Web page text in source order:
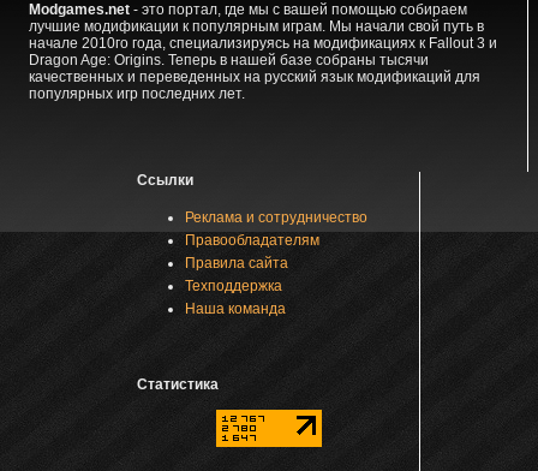
Modgames.net- это портал, где мы с вашей помощью собираем
лучшие модификации к популярным играм. Мы начали свой путь в
начале 2010го года, специализируясь на модификациях к Fallout 3 и
Dragon Age: Origins. Теперь в нашей базе собраны тысячи
качественных и переведенных на русский язык модификаций для
популярных игр последних лет.
Ссылки
Реклама и сотрудничество
Правообладателям
Правила сайта
Техподдержка
Наша команда
Статистика